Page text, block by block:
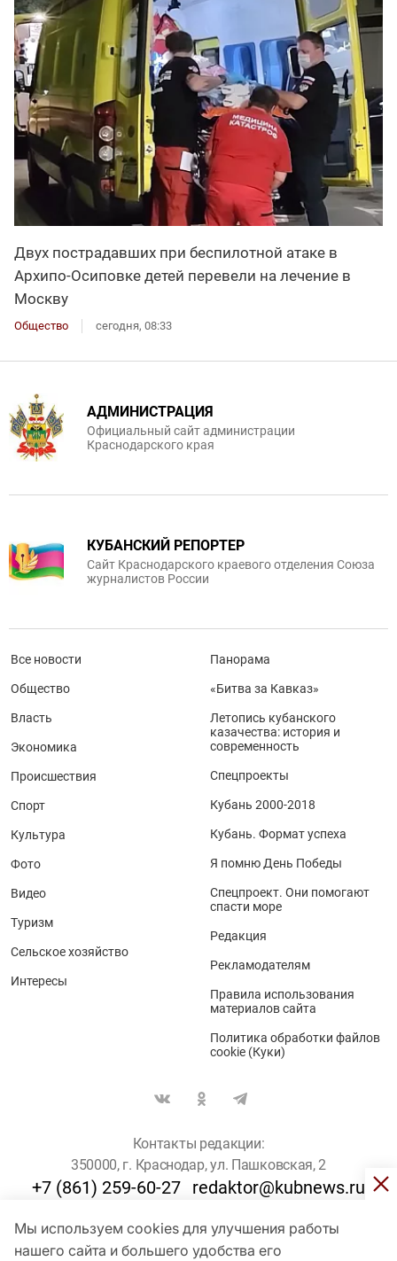
Двух пострадавших при беспилотной атаке в
Архипо-Осиповке детей перевели на лечение в
Москву
Общество сегодня, 08:33
Мы используем cookies для улучшения работы
нашего сайта и большего удобства его
АДМИНИСТРАЦИЯ
Официальный сайт администрации
Краснодарского края
КУБАНСКИЙ РЕПОРТЕР
Сайт Краснодарского краевого отделения Союза
журналистов России
Все новости
Общество
Власть
Экономика
Происшествия
Спорт
Культура
Фото
Видео
Туризм
Сельское хозяйство
Интересы
Панорама
«Битва за Кавказ»
Летопись кубанского
казачества: история и
современность
Спецпроекты
Кубань 2000-2018
Кубань. Формат успеха
Я помню День Победы
Спецпроект. Они помогают
спасти море
Редакция
Рекламодателям
Правила использования
материалов сайта
Политика обработки файлов
cookie (Куки)
Контакты редакции:
350000, г. Краснодар, ул. Пашковская, 2
+7 (861) 259-60-27 redaktor@kubnews.ru
Для пользователей старше 16 лет